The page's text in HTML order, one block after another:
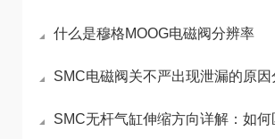
什么是穆格MOOG电磁阀分辨率
SMC电磁阀关不严出现泄漏的原因
SMC无杆气缸伸缩方向详解：如何区分伸出与